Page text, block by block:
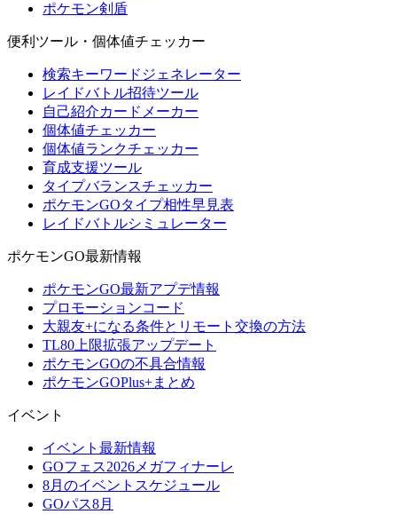
ポケモン剣盾
便利ツール・個体値チェッカー
検索キーワードジェネレーター
レイドバトル招待ツール
自己紹介カードメーカー
個体値チェッカー
個体値ランクチェッカー
育成支援ツール
タイプバランスチェッカー
ポケモンGOタイプ相性早見表
レイドバトルシミュレーター
ポケモンGO最新情報
ポケモンGO最新アプデ情報
プロモーションコード
大親友+になる条件とリモート交換の方法
TL80上限拡張アップデート
ポケモンGOの不具合情報
ポケモンGOPlus+まとめ
イベント
イベント最新情報
GOフェス2026メガフィナーレ
8月のイベントスケジュール
GOパス8月